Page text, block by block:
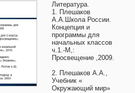
Литература.
1. Плешаков
А.А.Школа России.
Концепция и
программы для
начальных классов
ч.1.-М,:
Просвещение ,2009.
2. Плешаков А.А.,
Учебник «
Окружающий мир»